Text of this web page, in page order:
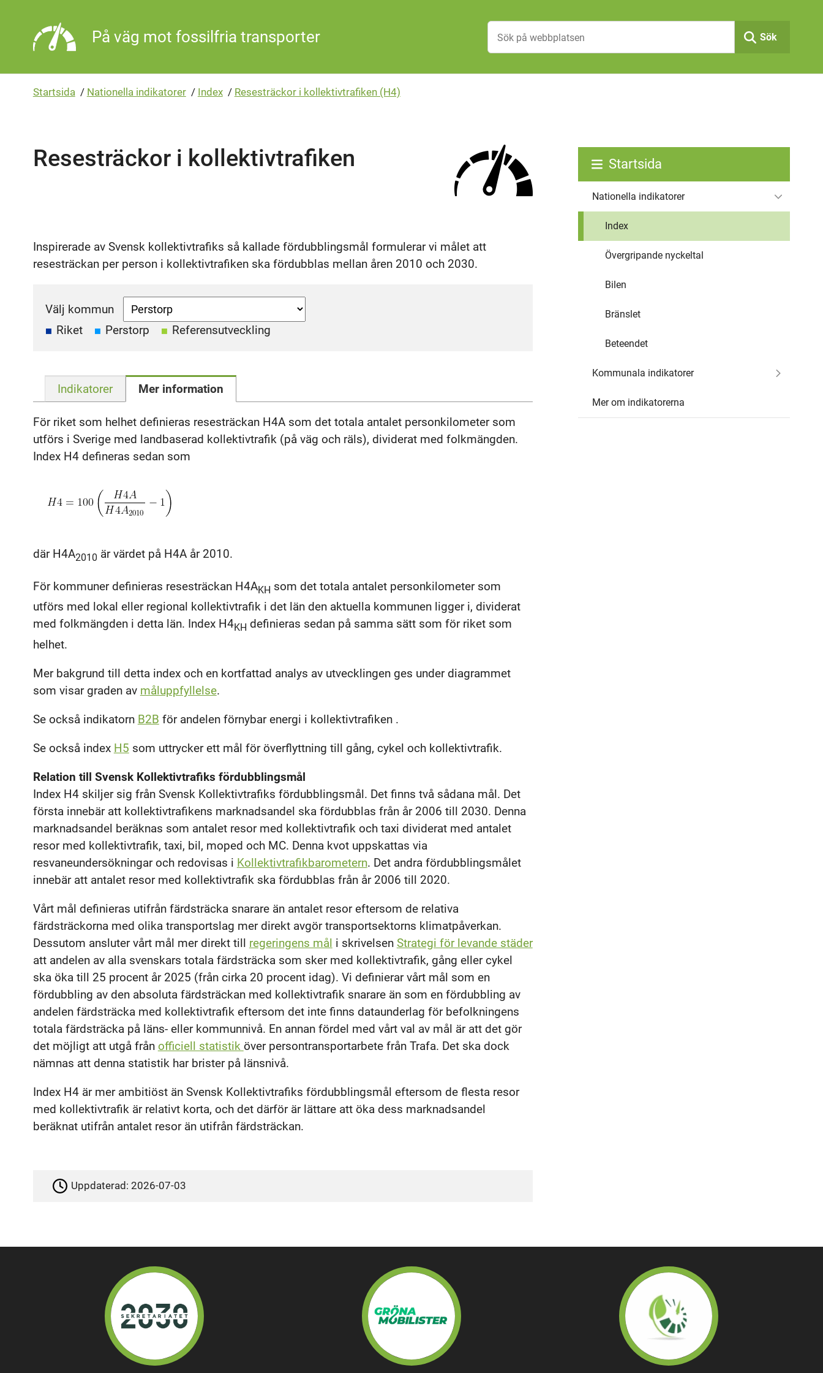
På väg mot fossilfria transporter Sök
Startsida / Nationella indikatorer / Index / Resesträckor i kollektivtrafiken (H4)
Resesträckor i kollektivtrafiken
Inspirerade av Svensk kollektivtrafiks så kallade fördubblingsmål formulerar vi målet att
resesträckan per person i kollektivtrafiken ska fördubblas mellan åren 2010 och 2030.
Välj kommun
Riket
Perstorp Referensutveckling
Indikatorer Mer information
För riket som helhet definieras resesträckan H4A som det totala antalet personkilometer som
utförs i Sverige med landbaserad kollektivtrafik (på väg och räls), dividerat med folkmängden.
Index H4 defineras sedan som
där H4A2010 är värdet på H4A år 2010.
För kommuner definieras resesträckan H4AKH som det totala antalet personkilometer som
utförs med lokal eller regional kollektivtrafik i det län den aktuella kommunen ligger i, dividerat
med folkmängden i detta län. Index H4KH definieras sedan på samma sätt som för riket som
helhet.
Mer bakgrund till detta index och en kortfattad analys av utvecklingen ges under diagrammet
som visar graden av måluppfyllelse.
Se också indikatorn B2B för andelen förnybar energi i kollektivtrafiken .
Se också index H5 som uttrycker ett mål för överflyttning till gång, cykel och kollektivtrafik.
Relation till Svensk Kollektivtrafiks fördubblingsmål
Index H4 skiljer sig från Svensk Kollektivtrafiks fördubblingsmål. Det finns två sådana mål. Det
första innebär att kollektivtrafikens marknadsandel ska fördubblas från år 2006 till 2030. Denna
marknadsandel beräknas som antalet resor med kollektivtrafik och taxi dividerat med antalet
resor med kollektivtrafik, taxi, bil, moped och MC. Denna kvot uppskattas via
resvaneundersökningar och redovisas i Kollektivtrafikbarometern. Det andra fördubblingsmålet
innebär att antalet resor med kollektivtrafik ska fördubblas från år 2006 till 2020.
Vårt mål definieras utifrån färdsträcka snarare än antalet resor eftersom de relativa
färdsträckorna med olika transportslag mer direkt avgör transportsektorns klimatpåverkan.
Dessutom ansluter vårt mål mer direkt till regeringens mål i skrivelsen Strategi för levande städer
att andelen av alla svenskars totala färdsträcka som sker med kollektivtrafik, gång eller cykel
ska öka till 25 procent år 2025 (från cirka 20 procent idag). Vi definierar vårt mål som en
fördubbling av den absoluta färdsträckan med kollektivtrafik snarare än som en fördubbling av
andelen färdsträcka med kollektivtrafik eftersom det inte finns dataunderlag för befolkningens
totala färdsträcka på läns- eller kommunnivå. En annan fördel med vårt val av mål är att det gör
det möjligt att utgå från officiell statistik över persontransportarbete från Trafa. Det ska dock
nämnas att denna statistik har brister på länsnivå.
Index H4 är mer ambitiöst än Svensk Kollektivtrafiks fördubblingsmål eftersom de flesta resor
med kollektivtrafik är relativt korta, och det därför är lättare att öka dess marknadsandel
beräknat utifrån antalet resor än utifrån färdsträckan.
Uppdaterad:2026-07-03
Startsida
Nationella indikatorer
Index
Övergripande nyckeltal
Bilen
Bränslet
Beteendet
Kommunala indikatorer
Mer om indikatorerna